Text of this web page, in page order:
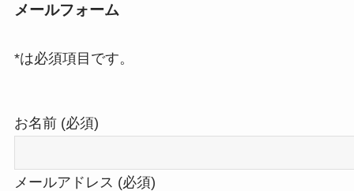
メールフォーム
*は必須項目です。
お名前 (必須)
メールアドレス (必須)